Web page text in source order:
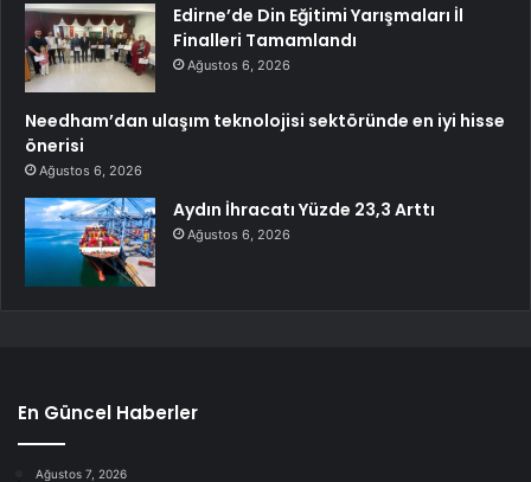
Edirne’de Din Eğitimi Yarışmaları İl
Finalleri Tamamlandı
Ağustos 6, 2026
Needham’dan ulaşım teknolojisi sektöründe en iyi hisse
önerisi
Ağustos 6, 2026
Aydın İhracatı Yüzde 23,3 Arttı
Ağustos 6, 2026
En Güncel Haberler
Ağustos 7, 2026